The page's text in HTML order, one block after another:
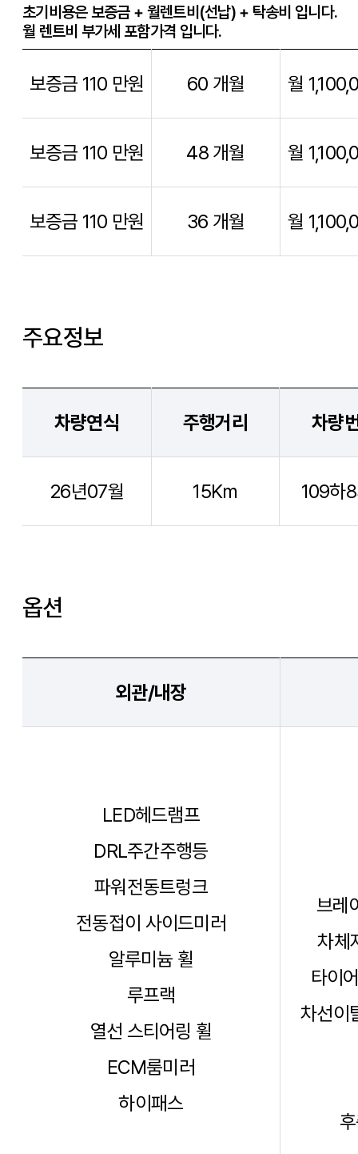
초기비용은 보증금 + 월렌트비(선납) + 탁송비 입니다.
월 렌트비 부가세 포함가격 입니다.
보증금 110 만원 60 개월 월
보증금 110 만원 48 개월 월
보증금 110 만원 36 개월 월
주요정보
차량연식 주행거리
26년07월 15Km
차량
109하
옵션
외관/내장
LED헤드램프
DRL주간주행등
파워전동트렁크
전동접이 사이드미러
알루미늄 휠
루프랙
열선 스티어링 휠
ECM룸미러
하이패스
브레
차체
타이
차선이